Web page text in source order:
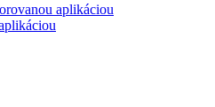
aplikáciou